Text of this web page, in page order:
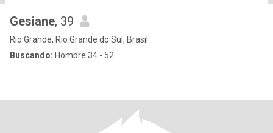
Gesiane, 39
Rio Grande, Rio Grande do Sul, Brasil
Buscando: Hombre 34 - 52